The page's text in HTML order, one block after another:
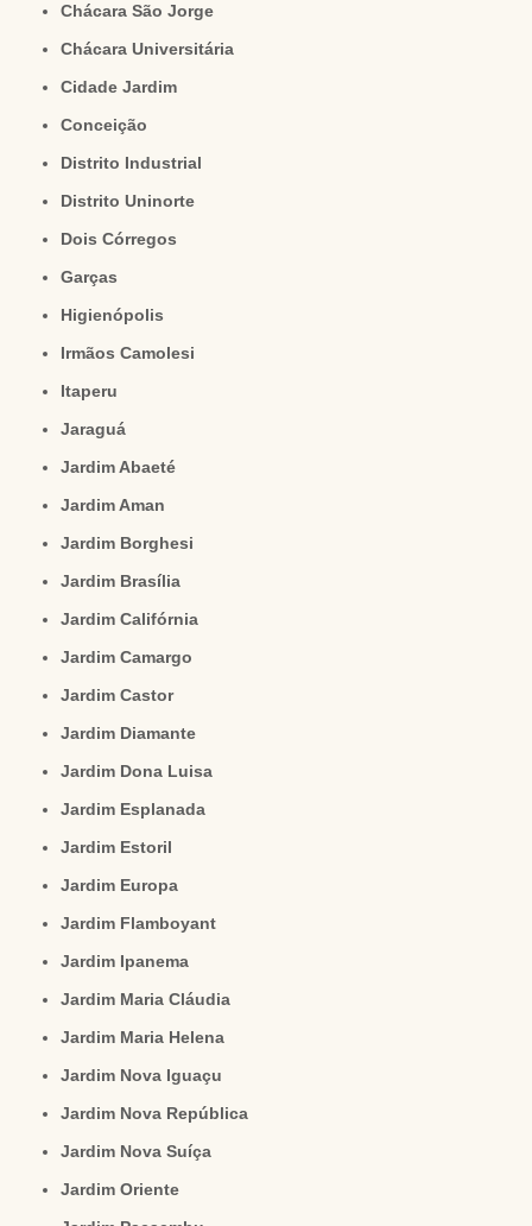
Chácara São Jorge
Chácara Universitária
Cidade Jardim
Conceição
Distrito Industrial
Distrito Uninorte
Dois Córregos
Garças
Higienópolis
Irmãos Camolesi
Itaperu
Jaraguá
Jardim Abaeté
Jardim Aman
Jardim Borghesi
Jardim Brasília
Jardim Califórnia
Jardim Camargo
Jardim Castor
Jardim Diamante
Jardim Dona Luisa
Jardim Esplanada
Jardim Estoril
Jardim Europa
Jardim Flamboyant
Jardim Ipanema
Jardim Maria Cláudia
Jardim Maria Helena
Jardim Nova Iguaçu
Jardim Nova República
Jardim Nova Suíça
Jardim Oriente